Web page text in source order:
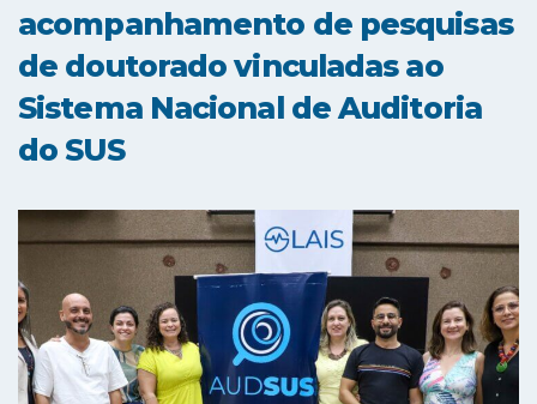
acompanhamento de pesquisas
de doutorado vinculadas ao
Sistema Nacional de Auditoria
do SUS